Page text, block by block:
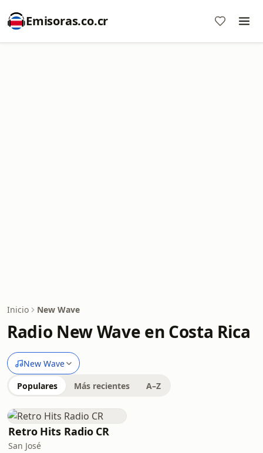
Emisoras.co.cr
Inicio New Wave
Radio New Wave en Costa Rica
New Wave
Populares Más recientes A–Z
Retro Hits Radio CR
San José